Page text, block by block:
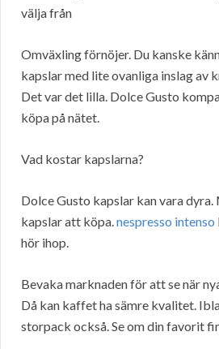
välja från
Omväxling förnöjer. Du kanske
kapslar med lite ovanliga inslag av
Det var det lilla. Dolce Gusto
köpa på nätet.
Vad kostar kapslarna?
Dolce Gusto kapslar kan vara
kapslar att köpa. nespresso intenso
hör ihop.
Bevaka marknaden för att se när
Då kan kaffet ha sämre kvalitet.
storpack också. Se om din favorit